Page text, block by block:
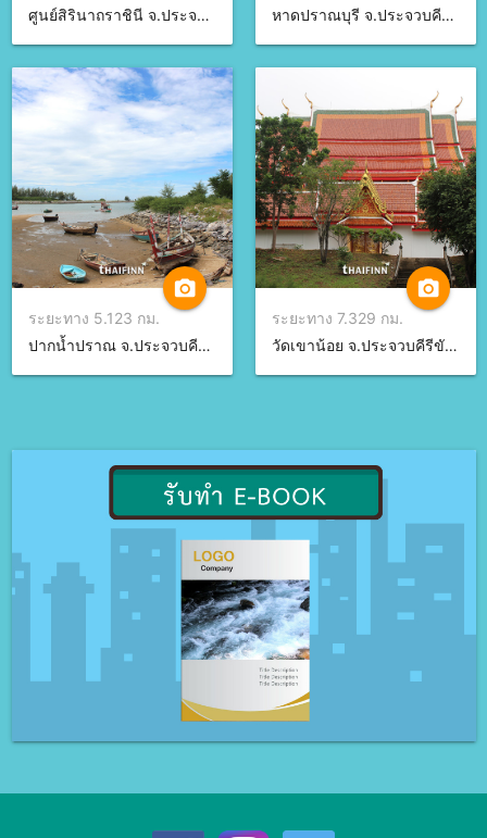
ศูนย์สิรินาถราชินี จ.ประจวบคีรีขันธ์
หาดปราณบุรี จ.ประจวบคีรีขันธ์
camera_alt
ระยะทาง 5.123 กม.
ปากน้ำปราณ จ.ประจวบคีรีขันธ์
camera_alt
ระยะทาง 7.329 กม.
วัดเขาน้อย จ.ประจวบคีรีขันธ์